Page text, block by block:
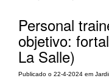
Personal
objetivo:
La Salle)
Publicado o 22-4-2024 em